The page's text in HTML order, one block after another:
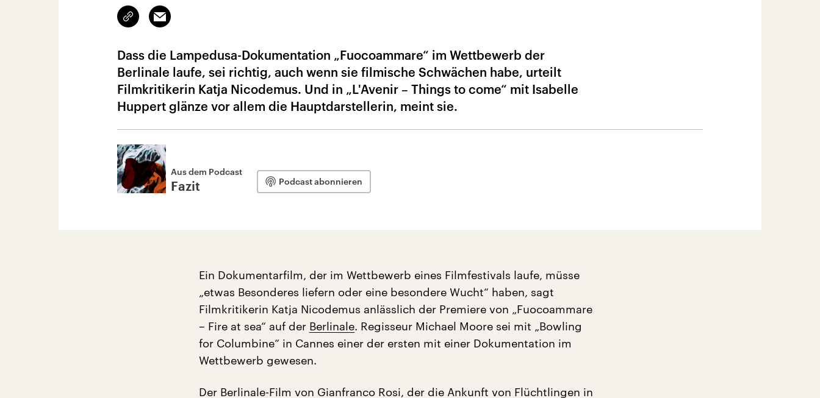
Link
kopieren/teilen
Email
Dass die Lampedusa-Dokumentation „Fuocoammare“ im Wettbewerb der
Berlinale laufe, sei richtig, auch wenn sie filmische Schwächen habe, urteilt
Filmkritikerin Katja Nicodemus. Und in „L'Avenir – Things to come“ mit Isabelle
Huppert glänze vor allem die Hauptdarstellerin, meint sie.
Aus dem Podcast
Fazit Podcast abonnieren
Ein Dokumentarfilm, der im Wettbewerb eines Filmfestivals laufe, müsse
„etwas Besonderes liefern oder eine besondere Wucht“ haben, sagt
Filmkritikerin Katja Nicodemus anlässlich der Premiere von „Fuocoammare
– Fire at sea“ auf der Berlinale. Regisseur Michael Moore sei mit „Bowling
for Columbine“ in Cannes einer der ersten mit einer Dokumentation im
Wettbewerb gewesen.
Der Berlinale-Film von Gianfranco Rosi, der die Ankunft von Flüchtlingen in